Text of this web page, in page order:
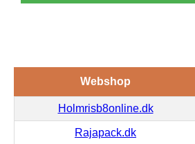
Webshop
Holmrisb8online.dk
Rajapack.dk